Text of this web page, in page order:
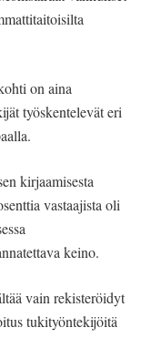
on aina
työskentelevät eri
kirjaamisesta
vastaajista oli
keino.
vain rekisteröidyt
tukityöntekijöitä